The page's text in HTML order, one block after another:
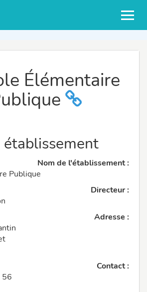
Élémentaire
Nom de l'établissement :
Publique
Directeur :
Adresse :
Contact :